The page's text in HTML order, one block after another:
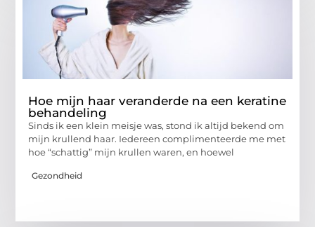
Hoe mijn haar veranderde na een keratine
behandeling
Sinds ik een klein meisje was, stond ik altijd bekend om
mijn krullend haar. Iedereen complimenteerde me met
hoe “schattig” mijn krullen waren, en hoewel
Gezondheid